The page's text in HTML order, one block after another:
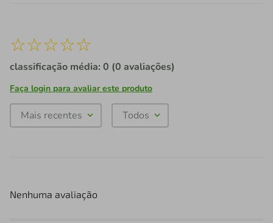
☆☆☆☆☆
classificação média: 0 (0 avaliações)
Faça login para avaliar este produto
Mais recentes Todos
Nenhuma avaliação